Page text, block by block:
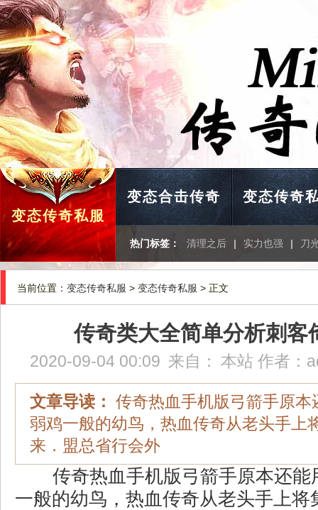
变态传奇私服
变态合击传奇 变态传奇
热门标签： 清理之后 | 实力也强 | 刀
当前位置： 变态传奇私服 > 变态传奇私服 > 正文
传奇类大全简单分析刺客
2020-09-04 00:09 来自： 本站 作者：
文章导读： 传奇热血手机版弓箭手原本
弱鸡一般的幼鸟，热血传奇从老头手上
来．盟总省行会外
传奇热血手机版弓箭手原本还能
一般的幼鸟，热血传奇从老头手上将